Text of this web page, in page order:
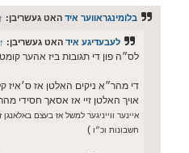
בלומינגראווער איד האט געשריבן: ↑
לעבעדיגע איד האט געשריבן: ↑
לס״ה פון די תגובות ביז אהער
די מהר״א ניקים האלטן אז ס׳איז
אויך האלטן זיי אז אסאך חסידי
איינער ווייניגער למשל אז בעצם
חשבונות וכ״ו )